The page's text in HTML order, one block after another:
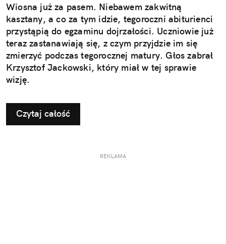
Wiosna już za pasem. Niebawem zakwitną
kasztany, a co za tym idzie, tegoroczni abiturienci
przystąpią do egzaminu dojrzałości. Uczniowie już
teraz zastanawiają się, z czym przyjdzie im się
zmierzyć podczas tegorocznej matury. Głos zabrał
Krzysztof Jackowski, który miał w tej sprawie
wizję.
Czytaj całość
REKLAMA